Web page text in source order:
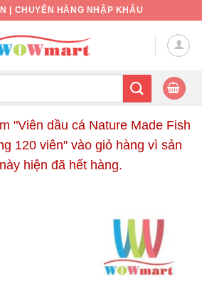
| CHUYÊN HÀNG NHẬP KHẨU
"Viên dầu cá Nature Made Fish
120 viên" vào giỏ hàng vì sản
hiện đã hết hàng.